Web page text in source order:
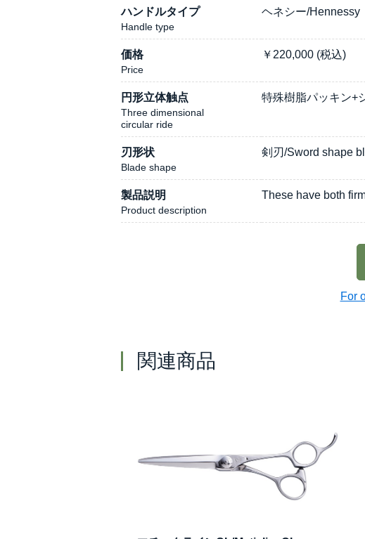
ハンドルタイプ
Handle type
ヘネシー/Hennessy
価格
Price
￥ 220,000 (税込)
円形立体触点
Three dimensional
circular ride
特殊樹脂パッキン+
刃形状
Blade shape
剣刃/Sword shape
製品説明
Product description
These have both
For
関連商品